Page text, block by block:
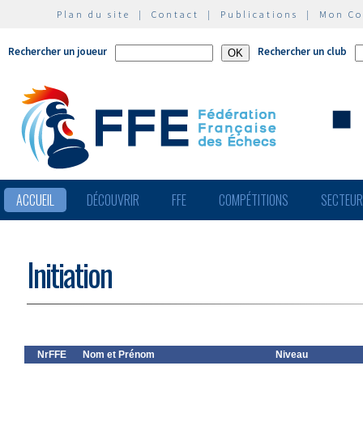
Plan du site | Contact | Publications | Mon
Rechercher un joueur Rechercher un club
ACCUEIL DÉCOUVRIR FFE COMPÉTITIONS
Initiation
NrFFE Nom et Prénom Niveau